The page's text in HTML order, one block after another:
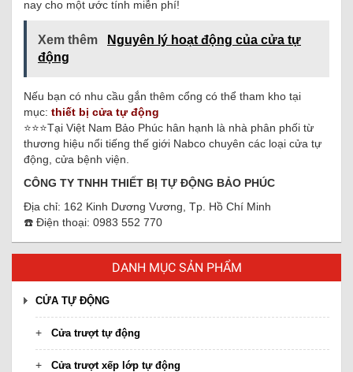
nay cho một ước tính miễn phí!
Xem thêm
Nguyên lý hoạt động của cửa tự
động
Nếu bạn có nhu cầu gắn thêm cổng có thể tham kho tại
mục: thiết bị cửa tự động
⭐️⭐️⭐️Tại Việt Nam Bảo Phúc hân hạnh là nhà phân phối từ
thương hiệu nổi tiếng thế giới Nabco chuyên các loại cửa tự
động, cửa bệnh viện.
CÔNG TY TNHH THIẾT BỊ TỰ ĐỘNG BẢO PHÚC
Địa chỉ: 162 Kinh Dương Vương, Tp. Hồ Chí Minh
☎️ Điện thoại: 0983 552 770
DANH MỤC SẢN PHẨM
CỬA TỰ ĐỘNG
Cửa trượt tự động
Cửa trượt xếp lớp tự động